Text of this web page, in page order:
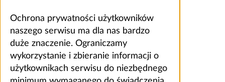
Ochrona prywatności użytkowników
naszego serwisu ma dla nas bardzo
duże znaczenie. Ograniczamy
wykorzystanie i zbieranie informacji o
użytkownikach serwisu do niezbędnego